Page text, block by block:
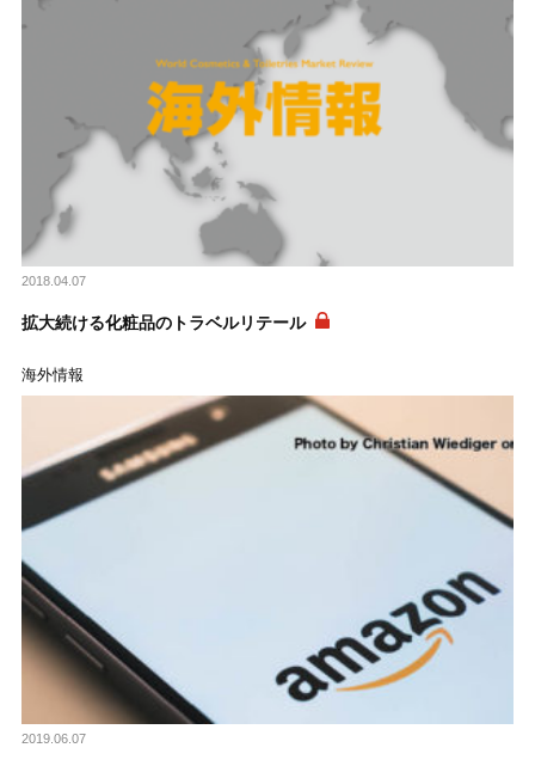
2018.04.07
拡大続ける化粧品のトラベルリテール
海外情報
2019.06.07